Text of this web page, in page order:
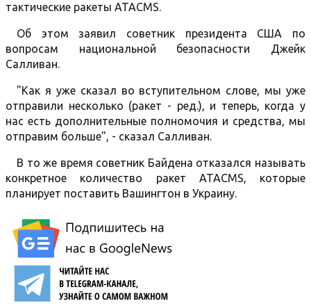
тактические ракеты ATACMS.
Об этом заявил советник президента США по
вопросам национальной безопасности Джейк
Салливан.
"Как я уже сказал во вступительном слове, мы уже
отправили несколько (ракет - ред.), и теперь, когда у
нас есть дополнительные полномочия и средства, мы
отправим больше", - сказал Салливан.
В то же время советник Байдена отказался называть
конкретное количество ракет ATACMS, которые
планирует поставить Вашингтон в Украину.